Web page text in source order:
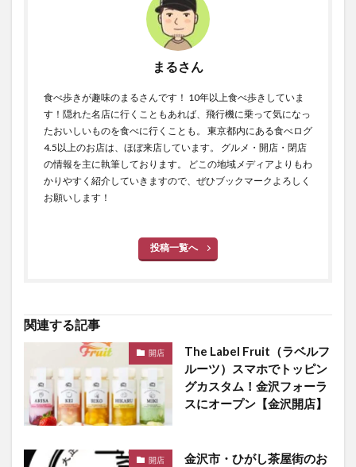
まるさん
食べ歩きが趣味のまるさんです！ 10年以上食べ歩きしていま
す！隠れた名店に行くこともあれば、飛行機に乗って気になっ
たおいしいものを食べに行くことも。 東京都内にある食べログ
4.5以上のお店は、ほぼ来店しています。 グルメ・開店・閉店
の情報を主に執筆しております。 どこの地域メディアよりもわ
かりやすく紹介していきますので、ぜひブックマークよろしく
お願いします！
投稿一覧へ
関連する記事
開店
The Label Fruit（ラベルフ
ルーツ）スマホでトッピン
グカスタム！金沢フォーラ
スにオープン【金沢開店】
開店
金沢市・ひがし茶屋街のお